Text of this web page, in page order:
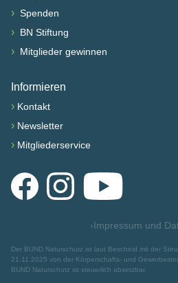
› Spenden
› BN Stiftung
› Mitglieder gewinnen
Informieren
› Kontakt
› Newsletter
› Mitgliederservice
FacebookInstagramYouTube
›Impressum und
Der BUND Naturschutz ist laut Bescheid mit der
21.11.2025 von der Körperschafts- und
BUND Naturschutz ist steuerlich absetzbar.